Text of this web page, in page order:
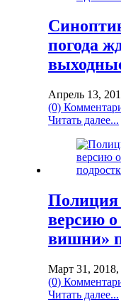
погода
Апрель 13,
(0)
Читать далее...
Полиция
версию
вишни»
Март 31, 2018,
(0)
Читать далее...